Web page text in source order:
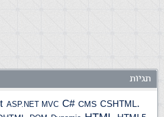
תגיות
.net
ASP.NET MVC C# CMS CSHTML